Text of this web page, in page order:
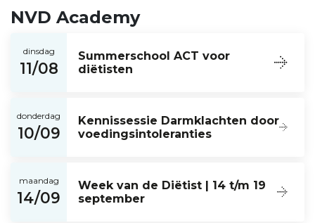
NVD Academy
dinsdag
11/08
Summerschool ACT voor
diëtisten
donderdag
10/09
Kennissessie Darmklachten door
voedingsintoleranties
maandag
14/09
Week van de Diëtist | 14 t/m 19
september